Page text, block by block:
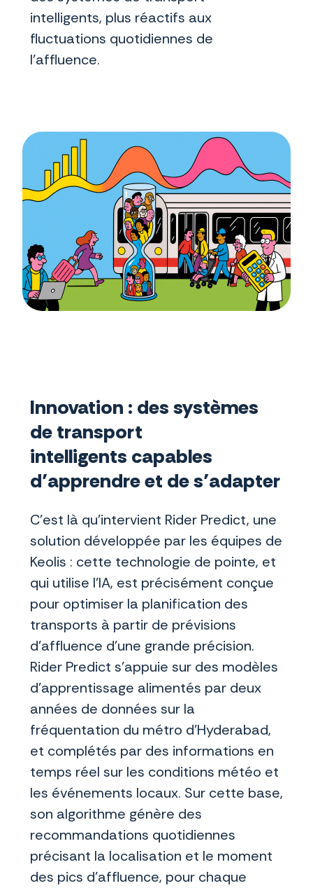
intelligents, plus réactifs aux
fluctuations quotidiennes de
l’affluence.
Innovation : des systèmes
de transport
intelligents capables
d’apprendre et de s’adapter
C’est là qu’intervient Rider Predict, une
solution développée par les équipes de
Keolis : cette technologie de pointe, et
qui utilise l’IA, est précisément conçue
pour optimiser la planification des
transports à partir de prévisions
d’affluence d’une grande précision.
Rider Predict s’appuie sur des modèles
d’apprentissage alimentés par deux
années de données sur la
fréquentation du métro d’Hyderabad,
et complétés par des informations en
temps réel sur les conditions météo et
les événements locaux. Sur cette base,
son algorithme génère des
recommandations quotidiennes
précisant la localisation et le moment
des pics d’affluence, pour chaque